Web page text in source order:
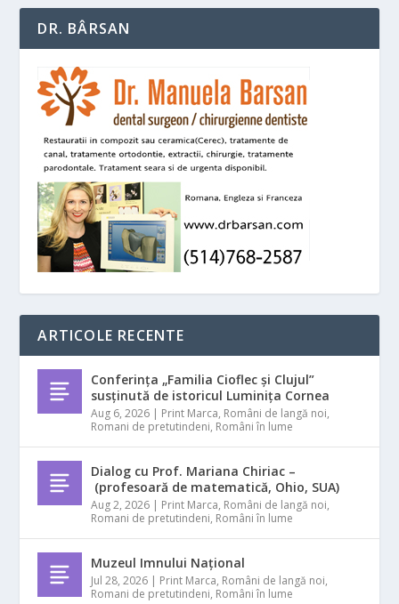
DR. BÂRSAN
ARTICOLE RECENTE
Conferința „Familia Cioflec și Clujul”
susținută de istoricul Luminița Cornea
Aug 6, 2026 | Print Marca, Români de langă noi,
Romani de pretutindeni, Români în lume
Dialog cu Prof. Mariana Chiriac –
(profesoară de matematică, Ohio, SUA)
Aug 2, 2026 | Print Marca, Români de langă noi,
Romani de pretutindeni, Români în lume
Muzeul Imnului Național
Jul 28, 2026 | Print Marca, Români de langă noi,
Romani de pretutindeni, Români în lume